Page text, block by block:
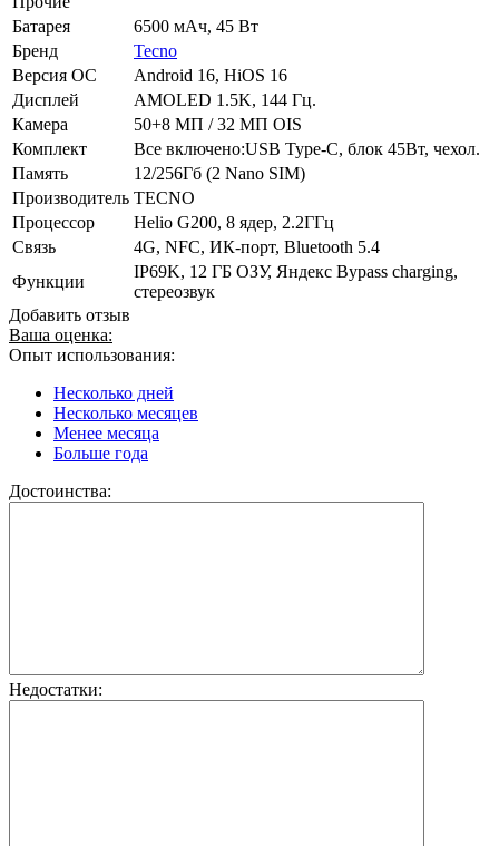
Батарея
6500 мАч, 45 Вт
Бренд
Tecno
Версия ОС
Android 16, HiOS 16
Дисплей
AMOLED 1.5K, 144 Гц.
Камера
50+8 МП / 32 МП OIS
Комплект
Все включено:USB Type-C, блок 45Вт, чехол.
Память
12/256Гб (2 Nano SIM)
Производитель TECNO
Процессор
Helio G200, 8 ядер, 2.2ГГц
Связь
4G, NFC, ИК-порт, Bluetooth 5.4
Функции
IP69K, 12 ГБ ОЗУ, Яндекс Bypass charging,
стереозвук
Добавить отзыв
Ваша оценка:
Опыт использования:
Несколько дней
Несколько месяцев
Менее месяца
Больше года
Достоинства:
Недостатки: